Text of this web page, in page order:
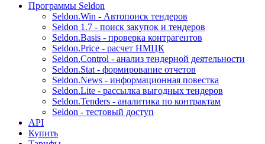
Программы Seldon
Seldon.Win - Автопоиск тендеров
Seldon 1.7 - поиск закупок и тендеров
Seldon.Basis - проверка контрагентов
Seldon.Price - расчет НМЦК
Seldon.Control - анализ тендерной деятельности
Seldon.Stat - формирование отчетов
Seldon.News - информационная повестка
Seldon.Lite - рассылка выгодных тендеров
Seldon.Tenders - аналитика по контрактам
Seldon - тестовый доступ
API
Купить